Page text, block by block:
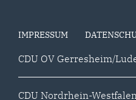
IMPRESSUM
CDU OV Gerresheim/
CDU Nordrhein-